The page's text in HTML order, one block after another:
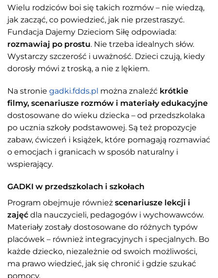
Wielu rodziców boi się takich rozmów – nie wiedzą,
jak zacząć, co powiedzieć, jak nie przestraszyć.
Fundacja Dajemy Dzieciom Siłę odpowiada:
rozmawiaj po prostu. Nie trzeba idealnych słów.
Wystarczy szczerość i uważność. Dzieci czują, kiedy
dorosły mówi z troską, a nie z lękiem.
Na stronie gadki.fdds.pl można znaleźć krótkie
filmy, scenariusze rozmów i materiały edukacyjne
dostosowane do wieku dziecka – od przedszkolaka
po ucznia szkoły podstawowej. Są też propozycje
zabaw, ćwiczeń i książek, które pomagają rozmawiać
o emocjach i granicach w sposób naturalny i
wspierający.
GADKI w przedszkolach i szkołach
Program obejmuje również scenariusze lekcji i
zajęć dla nauczycieli, pedagogów i wychowawców.
Materiały zostały dostosowane do różnych typów
placówek – również integracyjnych i specjalnych. Bo
każde dziecko, niezależnie od swoich możliwości,
ma prawo wiedzieć, jak się chronić i gdzie szukać
pomocy.